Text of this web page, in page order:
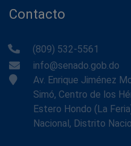
Contacto
(809) 532-5561
info@senado.gob.do
Av. Enrique Jiménez
Simó, Centro de los
Estero Hondo (La
Nacional, Distrito